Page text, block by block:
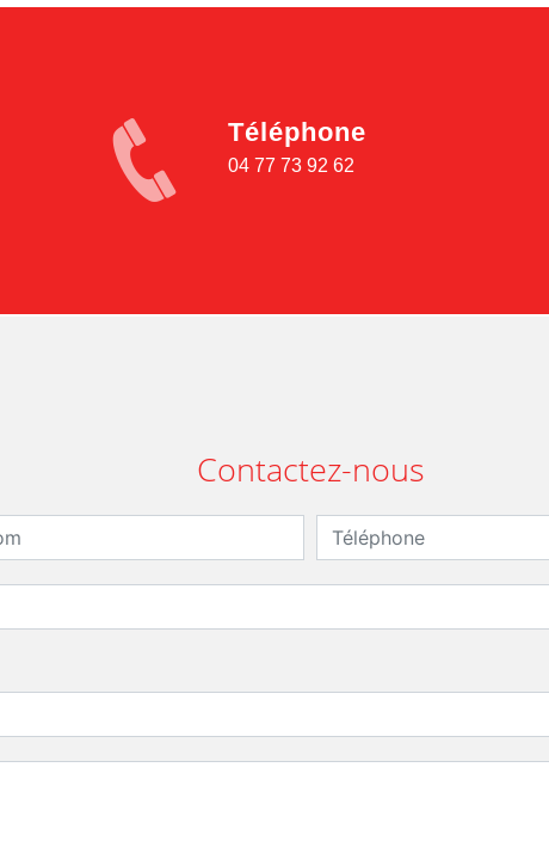
Téléphone
04 77 73 92 62
Contactez-nous